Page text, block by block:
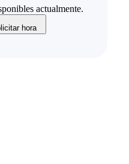
actualmente.
hora